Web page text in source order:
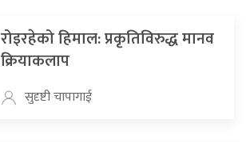
रोइरहेको हिमाल: प्रकृतिविरुद्ध मानव
क्रियाकलाप
सुदृष्टी चापागाई